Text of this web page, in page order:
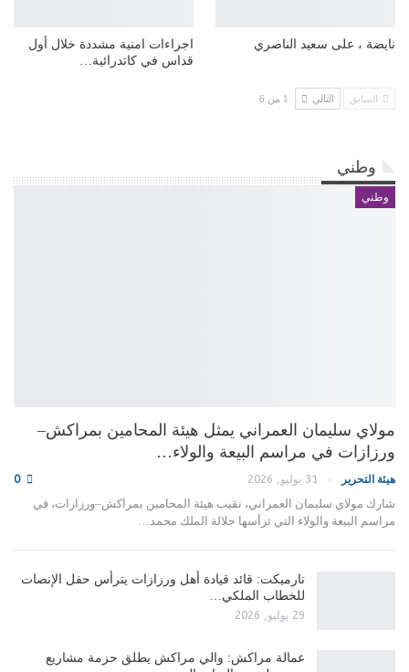
نايضة ، على سعيد الناصري
اجراءات امنية مشددة خلال أول
قداس في كاتدرائية…
السابق التالي 1 من 6
وطني
وطني
مولاي سليمان العمراني يمثل هيئة المحامين بمراكش–
ورزازات في مراسم البيعة والولاء…
هيئة التحرير 31 يوليو, 2026 0
شارك مولاي سليمان العمراني، نقيب هيئة المحامين بمراكش–ورزازات، في
مراسم البيعة والولاء التي ترأسها جلالة الملك محمد…
تارميكت: قائد قيادة أهل ورزازات يترأس حفل الإنصات
للخطاب الملكي…
29 يوليو, 2026
عمالة مراكش: والي مراكش يطلق حزمة مشاريع